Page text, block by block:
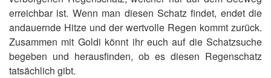
erreichbar ist. Wenn man diesen Schatz findet, endet die
andauernde Hitze und der wertvolle Regen kommt zurück.
Zusammen mit Goldi könnt ihr euch auf die Schatzsuche
begeben und herausfinden, ob es diesen Regenschatz
tatsächlich gibt.